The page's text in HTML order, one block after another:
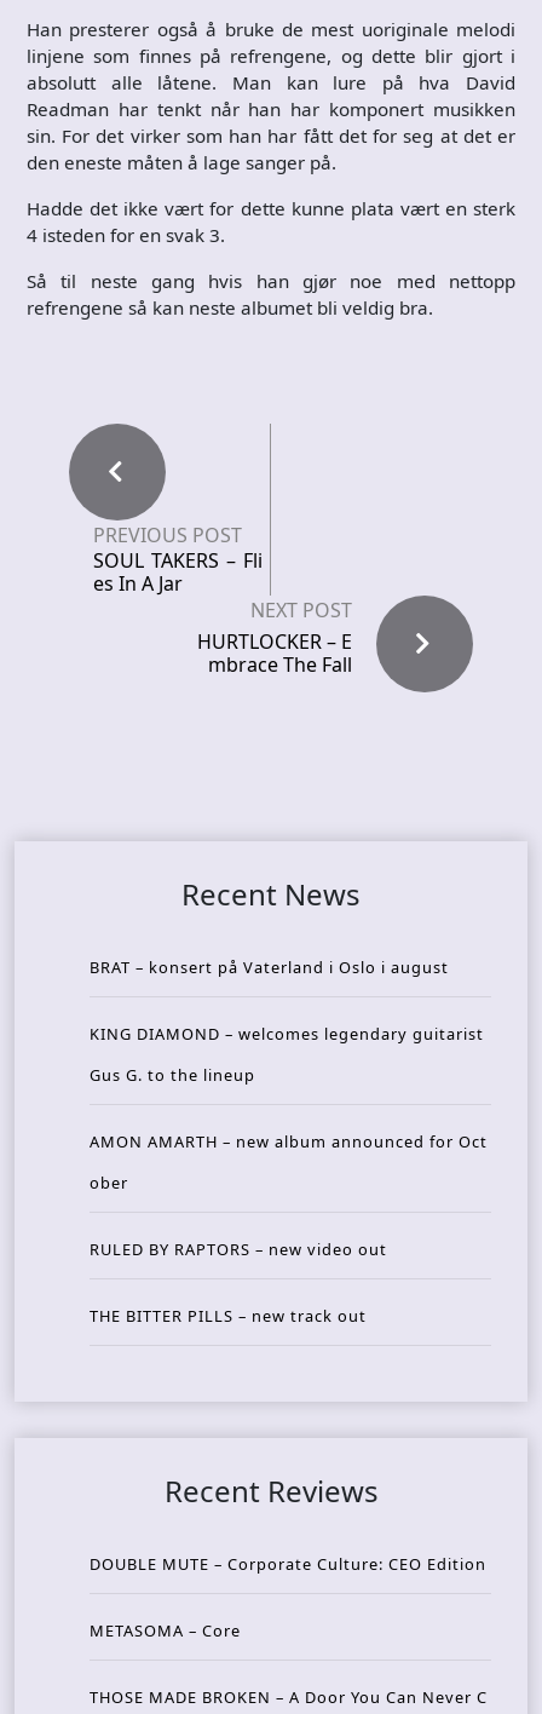
Han presterer også å bruke de mest uoriginale melodi
linjene som finnes på refrengene, og dette blir gjort i
absolutt alle låtene. Man kan lure på hva David
Readman har tenkt når han har komponert musikken
sin. For det virker som han har fått det for seg at det er
den eneste måten å lage sanger på.
Hadde det ikke vært for dette kunne plata vært en sterk
4 isteden for en svak 3.
Så til neste gang hvis han gjør noe med nettopp
refrengene så kan neste albumet bli veldig bra.
PREVIOUS POST
SOUL TAKERS – Fli
es In A Jar
NEXT POST
HURTLOCKER – E
mbrace The Fall
Recent News
BRAT – konsert på Vaterland i Oslo i august
KING DIAMOND – welcomes legendary guitarist
Gus G. to the lineup
AMON AMARTH – new album announced for Oct
ober
RULED BY RAPTORS – new video out
THE BITTER PILLS – new track out
Recent Reviews
DOUBLE MUTE – Corporate Culture: CEO Edition
METASOMA – Core
THOSE MADE BROKEN – A Door You Can Never C